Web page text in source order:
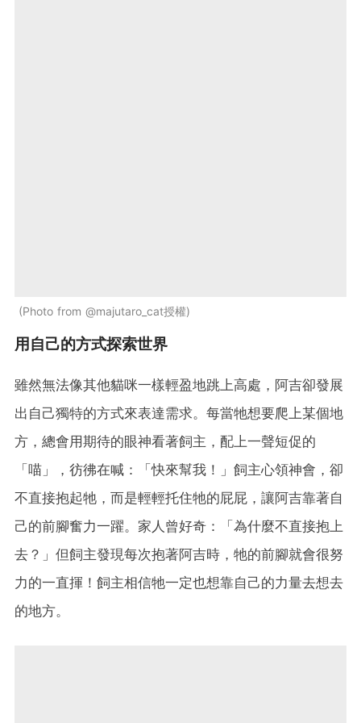
Photo from @majutaro_cat授權
用自己的方式探索世界
雖然無法像其他貓咪一樣輕盈地跳上高處，阿吉卻發展
出自己獨特的方式來表達需求。每當牠想要爬上某個地
方，總會用期待的眼神看著飼主，配上一聲短促的
「喵」，彷彿在喊：「快來幫我！」飼主心領神會，卻
不直接抱起牠，而是輕輕托住牠的屁屁，讓阿吉靠著自
己的前腳奮力一躍。家人曾好奇：「為什麼不直接抱上
去？」但飼主發現每次抱著阿吉時，牠的前腳就會很努
力的一直揮！飼主相信牠一定也想靠自己的力量去想去
的地方。